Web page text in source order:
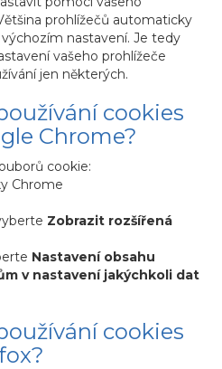
prohlížečů automaticky
nastavení. Je tedy
vašeho prohlížeče
jen některých.
cookies
Chrome?
cookie:
Chrome
Zobrazit rozšířená
Nastavení obsahu
v nastavení jakýchkoli dat
cookies